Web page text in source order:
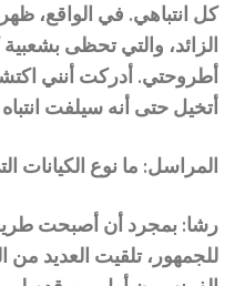
كل انتباهي. في الواقع،
الزائد، والتي تحظى بشعبية
أطروحتي. أدركت أنني
أتخيل حتى أنه سيلفت انتباه
المراسل: ما نوع الكيانات
رشا: بمجرد أن أصبحت
للجمهور، تلقيت العديد